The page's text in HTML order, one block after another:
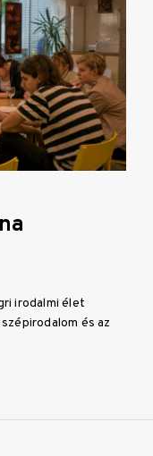
irodalmi élet
és az